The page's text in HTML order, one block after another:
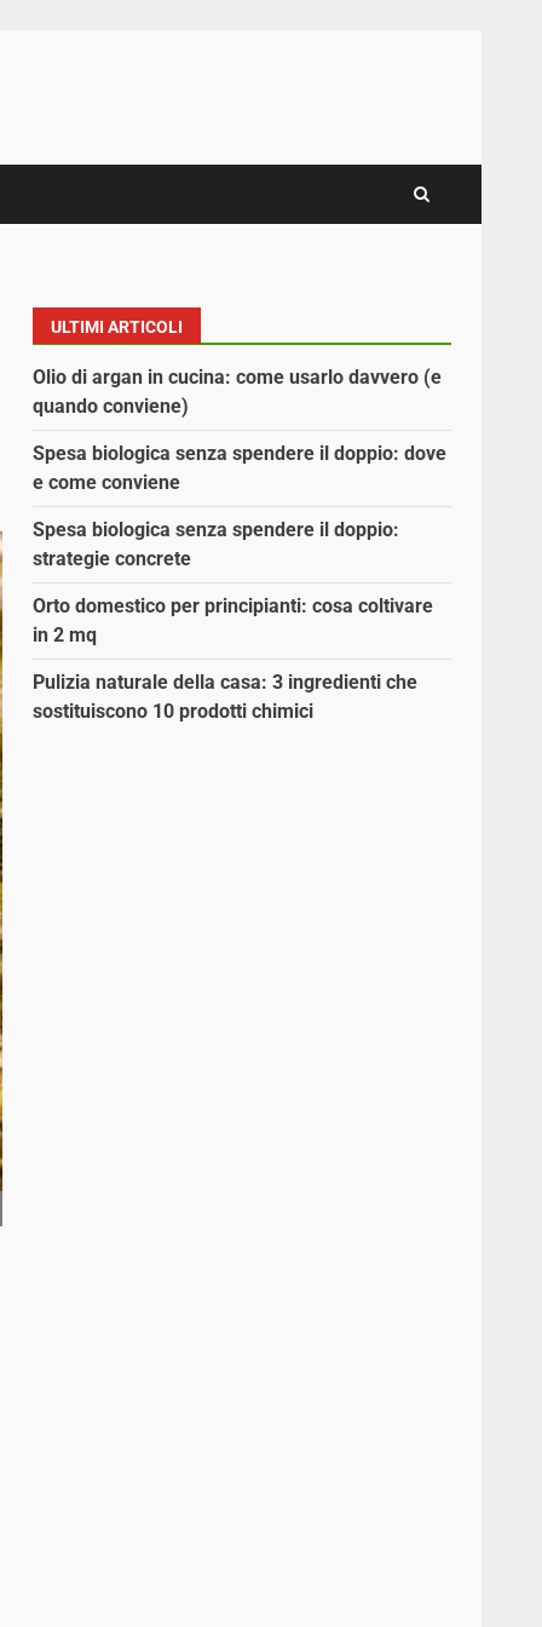
ULTIMI ARTICOLI
Olio di argan in cucina: come usarlo davvero (e
quando conviene)
Spesa biologica senza spendere il doppio: dove
e come conviene
Spesa biologica senza spendere il doppio:
strategie concrete
Orto domestico per principianti: cosa coltivare
in 2 mq
Pulizia naturale della casa: 3 ingredienti che
sostituiscono 10 prodotti chimici